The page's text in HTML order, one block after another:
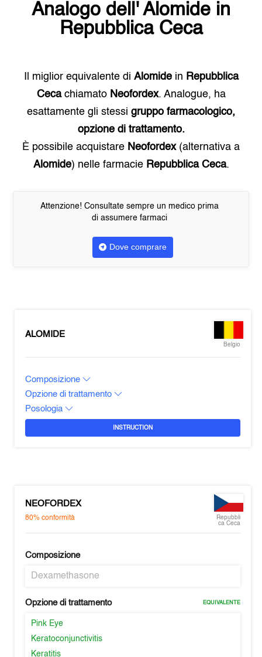
Analogo dell'Alomide in
Repubblica Ceca
Il miglior equivalente di Alomidein Repubblica
Cecachiamato Neofordex. Analogue, ha
esattamente gli stessi gruppo farmacologico,
opzione di trattamento.
È possibile acquistare Neofordex(alternativa a
Alomide) nelle farmacie Repubblica Ceca.
Attenzione! Consultate sempre un medico prima
di assumere farmaci
Dove comprare
ALOMIDE
Belgio
Composizione
Opzione di trattamento
Posologia
INSTRUCTION
NEOFORDEX
80%conformità
Repubbli
ca Ceca
Composizione
Dexamethasone
Opzione di trattamento EQUIVALENTE
Pink Eye
Keratoconjunctivitis
Keratitis